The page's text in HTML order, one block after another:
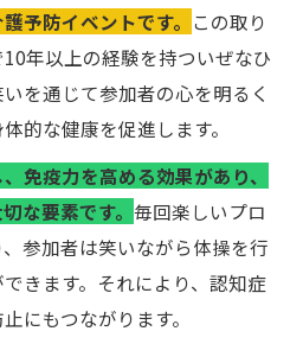
予防イベントです。 この取り
年以上の経験を持ついぜなひ
を通じて参加者の心を明るく
的な健康を促進します。
免疫力を高める効果があり、
な要素です。 毎回楽しいプロ
参加者は笑いながら体操を行
きます。それにより、認知症
にもつながります。